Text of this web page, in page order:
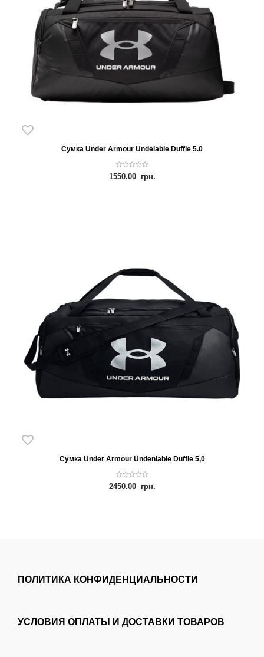
Сумка Under Armour Undeiable Duffle 5.0
0
o
1550.00 грн.
Сумка Under Armour Undeniable Duffle 5,0
0
o
2450.00 грн.
ПОЛИТИКА КОНФИДЕНЦИАЛЬНОСТИ
УСЛОВИЯ ОПЛАТЫ И ДОСТАВКИ ТОВАРОВ